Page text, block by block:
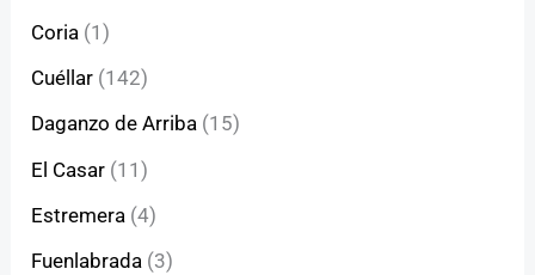
Coria (1)
Cuéllar (142)
Daganzo de Arriba (15)
El Casar (11)
Estremera (4)
Fuenlabrada (3)